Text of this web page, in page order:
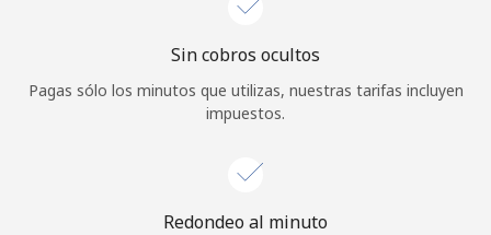
Sin cobros ocultos
Pagas sólo los minutos que utilizas, nuestras tarifas incluyen
impuestos.
Redondeo al minuto